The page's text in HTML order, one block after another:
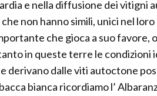
e nella diffusione dei vitigni
non hanno simili, unici nel
che gioca a suo favore,
in queste terre le condizioni
derivano dalle viti autoctone
bianca ricordiamo l’